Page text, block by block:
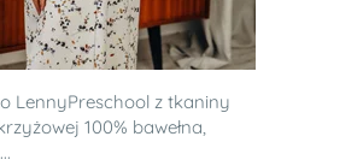
LennyPreschool z tkaniny
100% bawełna,